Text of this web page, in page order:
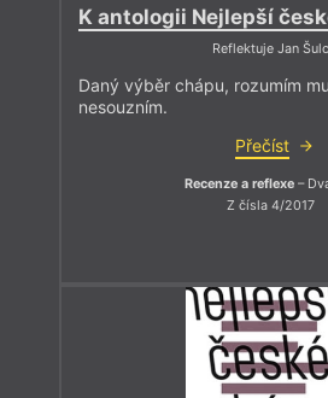
K antologii Nejlepší
Reflektuje Jan Šulc
Daný výběr chápu, rozumím
nesouzním.
Přečíst
Recenze a reflexe –
Z čísla 4/2017